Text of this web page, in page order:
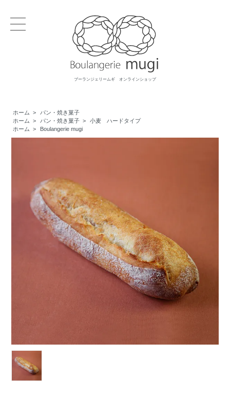
ブーランジェリームギ オンラインショップ
ホーム >
パン・焼き菓子
ホーム > パン・焼き菓子 >
小麦 ハードタイプ
ホーム > Boulangerie mugi